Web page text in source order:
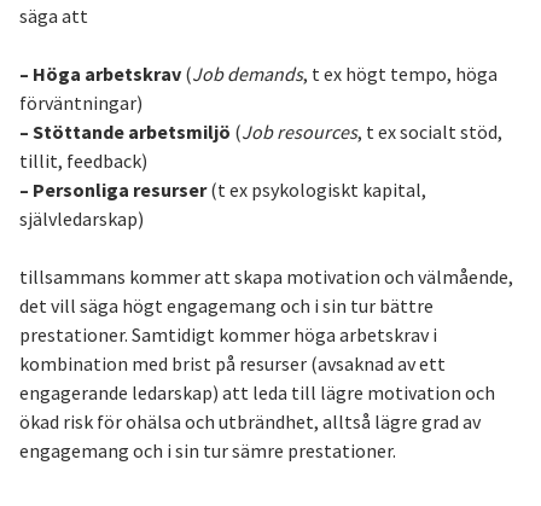
säga att
– Höga arbetskrav (Job demands, t ex högt tempo, höga
förväntningar)
– Stöttande arbetsmiljö (Job resources, t ex socialt stöd,
tillit, feedback)
– Personliga resurser(t ex psykologiskt kapital,
självledarskap)
tillsammans kommer att skapa motivation och välmående,
det vill säga högt engagemang och i sin tur bättre
prestationer. Samtidigt kommer höga arbetskrav i
kombination med brist på resurser (avsaknad av ett
engagerande ledarskap) att leda till lägre motivation och
ökad risk för ohälsa och utbrändhet, alltså lägre grad av
engagemang och i sin tur sämre prestationer.